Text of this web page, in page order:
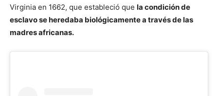
Virginia en 1662, que estableció que la condición de
esclavo se heredaba biológicamente a través de las
madres africanas.